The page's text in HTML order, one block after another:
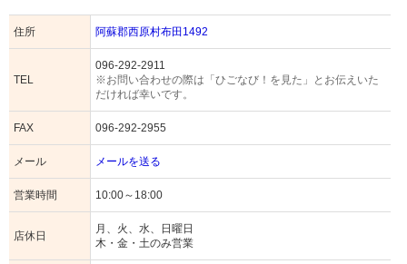
住所 阿蘇郡西原村布田1492
TEL
096-292-2911
※お問い合わせの際は「ひごなび！を見た」とお伝えいた
だければ幸いです。
FAX 096-292-2955
メール メールを送る
営業時間 10:00～18:00
店休日
月、火、水、日曜日
木・金・土のみ営業